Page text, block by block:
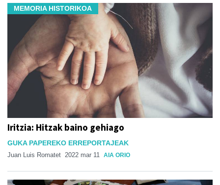
MEMORIA HISTORIKOA
Iritzia: Hitzak baino gehiago
GUKA PAPEREKO ERREPORTAJEAK
Juan Luis Romatet 2022 mar 11 AIA ORIO